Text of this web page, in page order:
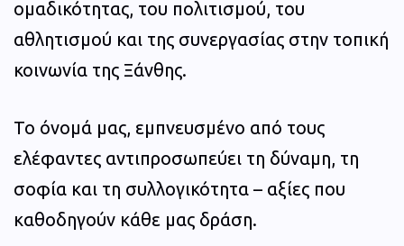
ομαδικότητας, του πολιτισμού, του
αθλητισμού και της συνεργασίας στην τοπική
κοινωνία της Ξάνθης.
Το όνομά μας, εμπνευσμένο από τους
ελέφαντες αντιπροσωπεύει τη δύναμη, τη
σοφία και τη συλλογικότητα – αξίες που
καθοδηγούν κάθε μας δράση.